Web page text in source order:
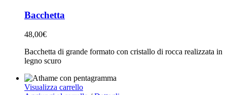
Bacchetta
48,00€
Bacchetta di grande formato con cristallo di rocca realizzata in
legno scuro
Visualizza carrello